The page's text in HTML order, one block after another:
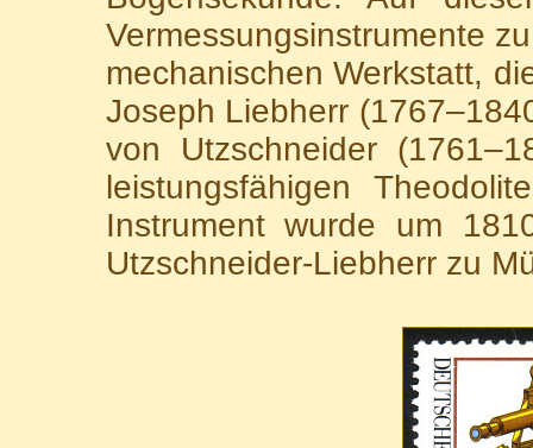
Vermessungsinstrumente
mechanischen Werkstatt,
Joseph Liebherr
von Utzschneider
leistungsfähigen
Instrument wurde um
Utzschneider-Liebherr zu